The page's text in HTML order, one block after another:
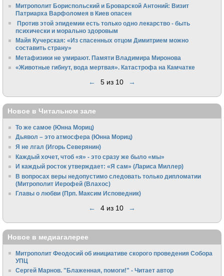
Митрополит Бориспольский и Броварской Антоний: Визит
Патриарха Варфоломея в Киев опасен
Против этой эпидемии есть только одно лекарство - быть
психически и морально здоровым
Майя Кучерская: «Из спасенных отцом Димитрием можно
составить страну»
Метафизики не умирают. Памяти Владимира Миронова
«Животные гибнут, вода мертвая». Катастрофа на Камчатке
← 5 из 10 →
Новое в Читальном зале
То же самое (Юнна Мориц)
Дьявол – это атмосфера (Юнна Мориц)
Я не лгал (Игорь Северянин)
Каждый хочет, чтоб «я» - это сразу же было «мы»
И каждый росток утверждает: «Я сам» (Лариса Миллер)
В вопросах веры недопустимо следовать только дипломатии
(Митрополит Иерофей (Влахос)
Главы о любви (Прп. Максим Исповедник)
← 4 из 10 →
Новое в медиагалерее
Митрополит Феодосий об инициативе скорого проведения Собора
УПЦ
Сергей Марнов. "Блаженная, помоги!" - Читает автор